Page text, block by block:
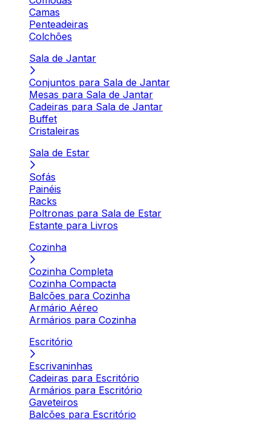
Camas
Penteadeiras
Colchões
Sala de Jantar
Conjuntos para Sala de Jantar
Mesas para Sala de Jantar
Cadeiras para Sala de Jantar
Buffet
Cristaleiras
Sala de Estar
Sofás
Painéis
Racks
Poltronas para Sala de Estar
Estante para Livros
Cozinha
Cozinha Completa
Cozinha Compacta
Balcões para Cozinha
Armário Aéreo
Armários para Cozinha
Escritório
Escrivaninhas
Cadeiras para Escritório
Armários para Escritório
Gaveteiros
Balcões para Escritório